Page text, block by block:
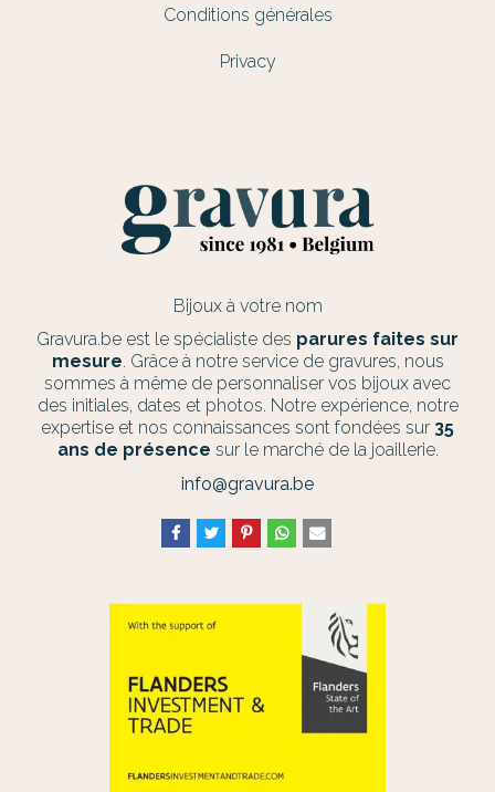
Conditions générales
Privacy
Bijoux à votre nom
Gravura.be est le spécialiste des parures faites sur
mesure. Grâce à notre service de gravures, nous
sommes à même de personnaliser vos bijoux avec
des initiales, dates et photos. Notre expérience, notre
expertise et nos connaissances sont fondées sur 35
ans de présence sur le marché de la joaillerie.
info@gravura.be